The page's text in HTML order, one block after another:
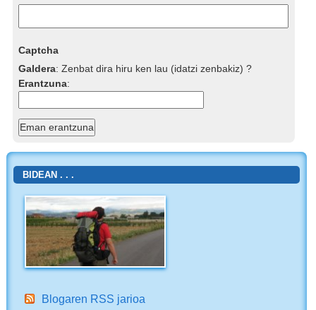
Captcha
Galdera:Zenbat dira hiru ken lau (idatzi zenbakiz) ?
Erantzuna:
BIDEAN . . .
Blogaren RSS jarioa